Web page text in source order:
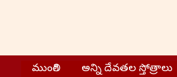
ముంగిలి అన్ని దేవతల స్తోత్రాలు